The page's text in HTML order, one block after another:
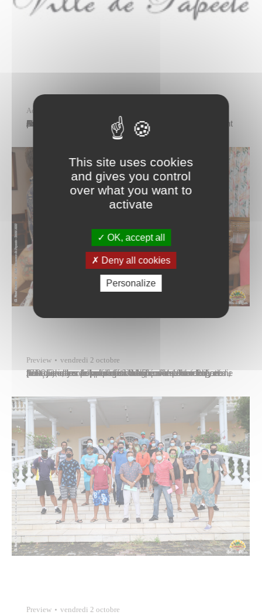
Actualités
Construction d’un équipement de proximité à Sainte-Amélie Dans la continuité de sa politique d’équipement des quartiers, la Ville de Papeete prévoit de doter Sainte-Amélie d’un espace collectif de proximité. Aménagé sur une parcelle mise à disposition par le Pays, il comprendra un fare potee, une aire de jeux pour jeunes enfants, une plateforme d’entraînement physique…
Preview vendredi 2 octobre
Afin d’enrayer la propagation du covid-19 en Polynésie française, les autorités ont décidé d’imposer le port du masque dans l’espace public. Dans ce contexte, et pour aider les populations à respecter cette obligation, le Pays a lancé l’opération “Masques solidaires”, en partenariat avec la fondation Agir contre l’exclusion (FACE), dans le but d’offrir aux familles…
Preview vendredi 2 octobre
This site uses cookies
and gives you control
over what you want to
activate
OK, accept all
Deny all cookies
Personalize